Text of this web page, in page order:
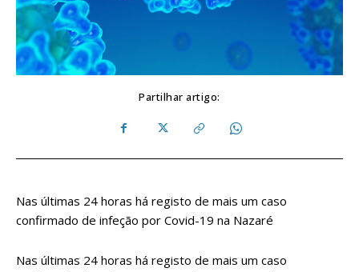
Partilhar artigo:
Nas últimas 24 horas há registo de mais um caso
confirmado de infeção por Covid-19 na Nazaré
Nas últimas 24 horas há registo de mais um caso